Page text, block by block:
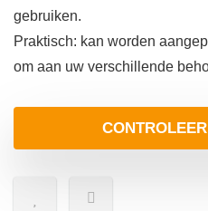
gebruiken.
Praktisch: kan worden
om aan uw verschillende